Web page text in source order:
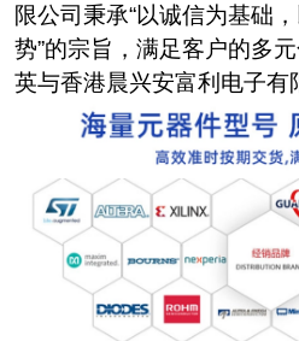
限公司秉承“以诚信为基础
势”的宗旨，满足客户的多
英与香港晨兴安富利电子有